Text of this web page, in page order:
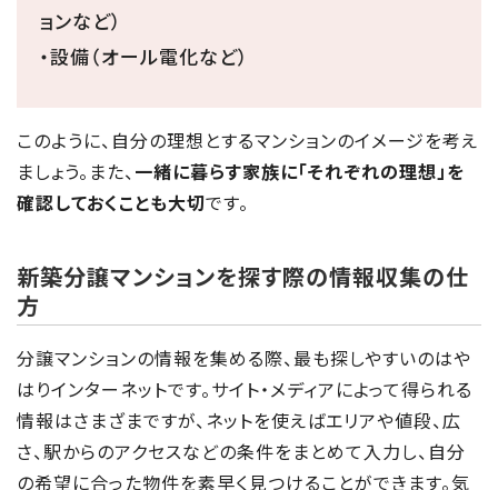
ョンなど）
・設備（オール電化など）
このように、自分の理想とするマンションのイメージを考え
ましょう。また、 一緒に暮らす家族に「それぞれの理想」を
確認しておくことも大切です。
新築分譲マンションを探す際の情報収集の仕
方
分譲マンションの情報を集める際、最も探しやすいのはや
はりインターネットです。サイト・メディアによって得られる
情報はさまざまですが、ネットを使えばエリアや値段、広
さ、駅からのアクセスなどの条件をまとめて入力し、自分
の希望に合った物件を素早く見つけることができます。気